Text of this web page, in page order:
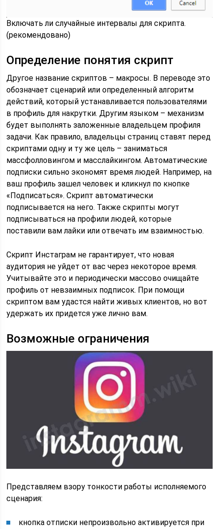
Включать ли случайные интервалы для скрипта.
(рекомендовано)
Определение понятия скрипт
Другое название скриптов – макросы. В переводе это
обозначает сценарий или определенный алгоритм
действий, который устанавливается пользователями
в профиль для накрутки. Другим языком – механизм
будет выполнять заложенные владельцем профиля
задачи. Как правило, владельцы страниц ставят перед
скриптами одну и ту же цель – заниматься
массфолловингом и масслайкингом. Автоматические
подписки сильно экономят время людей. Например, на
ваш профиль зашел человек и кликнул по кнопке
«Подписаться». Скрипт автоматически
подписывается на него. Также скрипты могут
подписываться на профили людей, которые
поставили вам лайки или отвечать им взаимностью.
Скрипт Инстаграм не гарантирует, что новая
аудитория не уйдет от вас через некоторое время.
Учитывайте это и периодически массово очищайте
профиль от невзаимных подписок. При помощи
скриптом вам удастся найти живых клиентов, но вот
удержать их придется уже лично вам.
Возможные ограничения
Представляем взору тонкости работы исполняемого
сценария:
кнопка отписки непроизвольно активируется при